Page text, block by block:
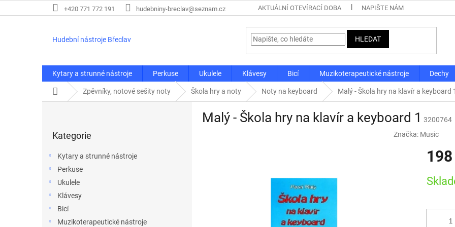
na
+420 771 772 191 hudebniny-breclav@seznam.cz AKTUÁLNÍ OTEVÍRACÍ DOBA NAPIŠTE NÁM
Hudební nástroje Břeclav HLEDAT
Kytary a strunné nástroje Perkuse Ukulele Klávesy Bicí Muzikoterapeutické nástroje Dechy
Domů Zpěvníky, notové sešity noty Škola hry a noty Noty na keyboard Malý - Škola hry na klavír a keyboard 1
kategorie
Kategorie
Kytary a strunné nástroje
Perkuse
Ukulele
Klávesy
Bicí
Muzikoterapeutické nástroje
Malý - Škola hry na klavír a keyboard 1 3200764
Značka: Music
cena: